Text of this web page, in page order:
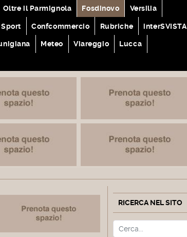
Oltre il Parmignola Fosdinovo Versilia
Sport Confcommercio Rubriche interSVISTA
Meteo Viareggio Lucca
RICERCA NEL SITO
Cerca